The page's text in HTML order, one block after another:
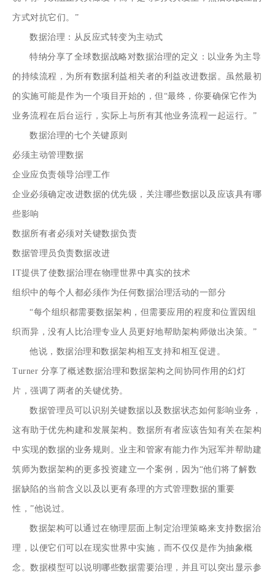
方式对抗它们。”
数据治理：从反应式转变为主动式
特纳分享了全球数据战略对数据治理的定义：以业务为主导
的持续流程，为所有数据利益相关者的利益改进数据。虽然最初
的实施可能是作为一个项目开始的，但“最终，你要确保它作为
业务流程在后台运行，实际上与所有其他业务流程一起运行。”
数据治理的七个关键原则
必须主动管理数据
企业应负责领导治理工作
企业必须确定改进数据的优先级，关注哪些数据以及应该具有哪
些影响
数据所有者必须对关键数据负责
数据管理员负责数据改进
IT提供了使数据治理在物理世界中真实的技术
组织中的每个人都必须作为任何数据治理活动的一部分
“每个组织都需要数据架构，但需要应用的程度和位置因组
织而异，没有人比治理专业人员更好地帮助架构师做出决策。”
他说，数据治理和数据架构相互支持和相互促进。
Turner 分享了概述数据治理和数据架构 之间协同作用的幻灯
片，强调了两者的关键优势。
数据管理员可以识别关键数据以及数据状态如何影响业务，
这有助于优先构建和发展架构。数据所有者应该告知有关在架构
中实现的数据的业务规则。业主和管家有能力作为冠军并帮助建
筑师为数据架构的更多投资建立一个案例，因为“他们将了解数
据缺陷的当前含义以及以更有条理的方式管理数据的重要
性，”他说过。
数据架构可以通过在物理层面上制定治理策略来支持数据治
理，以便它们可以在现实世界中实施，而不仅仅是作为抽象概
念。数据模型可以说明哪些数据需要治理，并且可以突出显示参